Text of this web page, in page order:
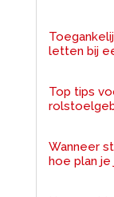
letten bij
Top tips
Wanneer
hoe plan je